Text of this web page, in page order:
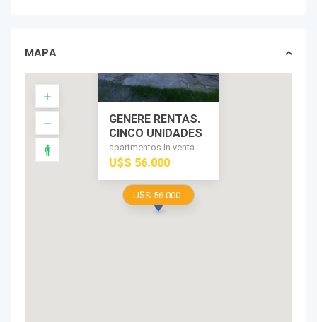
MAPA
U$S 56.000
GENERE RENTAS.
CINCO UNIDADES
apartmentos In venta
U$S 56.000